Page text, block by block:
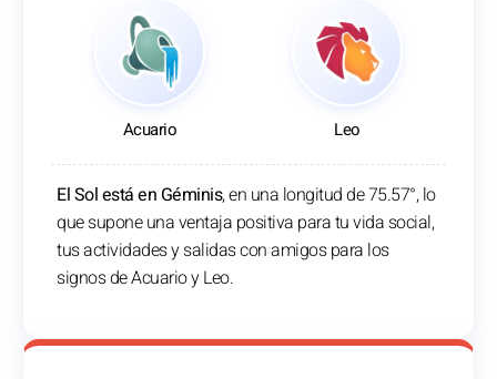
Acuario Leo
El Sol está en Géminis, en una longitud de 75.57°, lo
que supone una ventaja positiva para tu vida social,
tus actividades y salidas con amigos para los
signos de Acuario y Leo.